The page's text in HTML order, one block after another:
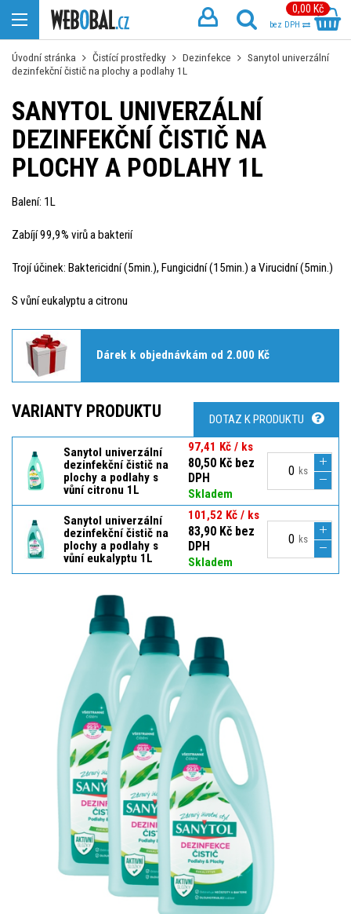
0,00 Kč
bez DPH
Úvodní stránka Čistící prostředky Dezinfekce
Sanytol univerzální
dezinfekční čistič na plochy a podlahy 1L
SANYTOL UNIVERZÁLNÍ
DEZINFEKČNÍ ČISTIČ NA
PLOCHY A PODLAHY 1L
Balení: 1L
Zabíjí 99,9% virů a bakterií
Trojí účinek: Baktericidní (5min.), Fungicidní (15min.) a Virucidní (5min.)
S vůní eukalyptu a citronu
Dárek k objednávkám od 2.000 Kč
VARIANTY PRODUKTU DOTAZ K PRODUKTU
Sanytol univerzální
dezinfekční čistič na
plochy a podlahy s
vůní citronu 1L
97,41 Kč / ks
80,50 Kč bez
DPH
Skladem
ks
Sanytol univerzální
dezinfekční čistič na
plochy a podlahy s
vůní eukalyptu 1L
101,52 Kč / ks
83,90 Kč bez
DPH
Skladem
ks